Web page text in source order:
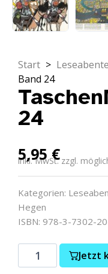
Start >
Band 24
24
5,95€
inkl. MwSt. zzgl.
Kategorien:
Hegen
ISBN: 978-3-7302-
Jetzt